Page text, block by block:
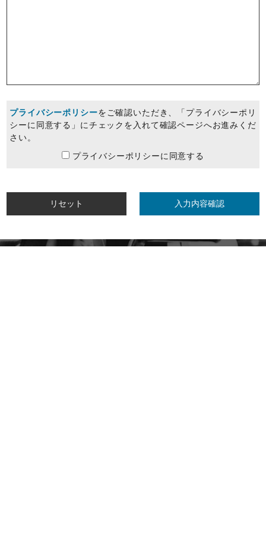
プライバシーポリシーをご確認いただき、
「プライバシーポリ
シーに同意する」にチェックを入れて確認ページへお進みくだ
さい。
プライバシーポリシーに同意する